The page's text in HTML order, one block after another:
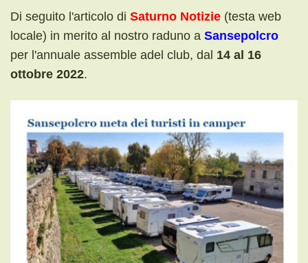
Di seguito l'articolo di Saturno Notizie (testa web
locale) in merito al nostro raduno a Sansepolcro
per l'annuale assemble adel club, dal 14 al 16
ottobre 2022.